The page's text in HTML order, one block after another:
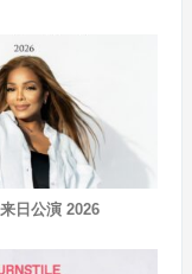
日公演 2026